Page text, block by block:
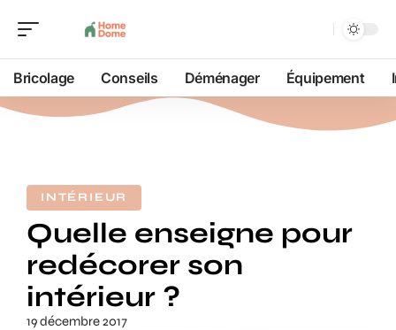
Bricolage Conseils Déménager Équipement
INTÉRIEUR
Quelle enseigne pour
redécorer son
intérieur ?
19 décembre 2017